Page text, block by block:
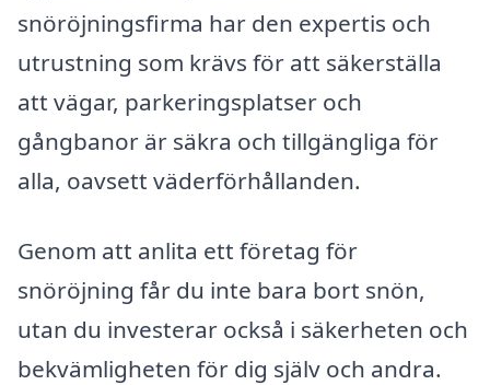
snöröjningsfirma har den expertis och
utrustning som krävs för att säkerställa
att vägar, parkeringsplatser och
gångbanor är säkra och tillgängliga för
alla, oavsett väderförhållanden.
Genom att anlita ett företag för
snöröjning får du inte bara bort snön,
utan du investerar också i säkerheten och
bekvämligheten för dig själv och andra.